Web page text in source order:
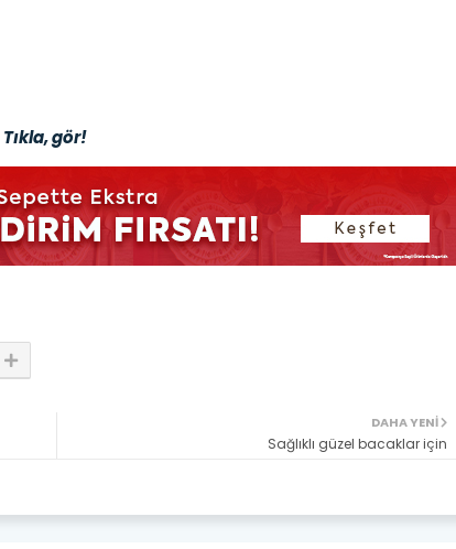
gör!
DAHA YENI
Sağlıklı güzel bacaklar için